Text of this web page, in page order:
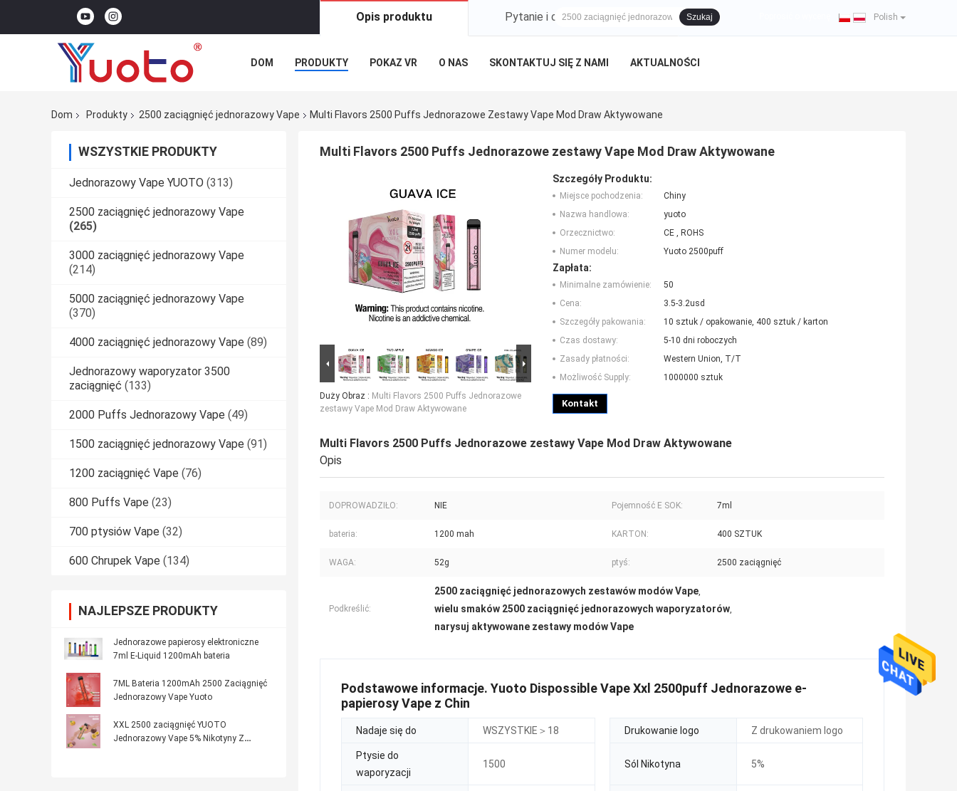
Polish
|
Szukaj
DOM PRODUKTY POKAZ VR O NAS SKONTAKTUJ SIĘ Z NAMI AKTUALNOŚCI
Dom Produkty 2500 zaciągnięć jednorazowy Vape Multi Flavors 2500 Puffs Jednorazowe Zestawy Vape Mod Draw Aktywowane
WSZYSTKIE PRODUKTY
Jednorazowy Vape YUOTO (313)
2500 zaciągnięć jednorazowy Vape
(265)
3000 zaciągnięć jednorazowy Vape
(214)
5000 zaciągnięć jednorazowy Vape
(370)
4000 zaciągnięć jednorazowy Vape (89)
Jednorazowy waporyzator 3500
zaciągnięć (133)
2000 Puffs Jednorazowy Vape (49)
1500 zaciągnięć jednorazowy Vape (91)
1200 zaciągnięć Vape (76)
800 Puffs Vape (23)
700 ptysiów Vape (32)
600 Chrupek Vape (134)
NAJLEPSZE PRODUKTY
Jednorazowe papierosy elektroniczne
7ml E-Liquid 1200mAh bateria
7ML Bateria 1200mAh 2500 Zaciągnięć
Jednorazowy Vape Yuoto
XXL 2500 zaciągnięć YUOTO
Jednorazowy Vape 5% Nikotyny Z
Multi Flavors 2500 Puffs Jednorazowe zestawy Vape Mod Draw Aktywowane
Duży Obraz : Multi Flavors 2500 Puffs Jednorazowe
zestawy Vape Mod Draw Aktywowane
Szczegóły Produktu:
Miejsce pochodzenia:
Chiny
Nazwa handlowa:
yuoto
Orzecznictwo:
CE , ROHS
Numer modelu:
Yuoto 2500puff
Zapłata:
Minimalne zamówienie:
50
Cena:
3.5-3.2usd
Szczegóły pakowania:
10 sztuk / opakowanie, 400 sztuk / karton
Czas dostawy:
5-10 dni roboczych
Zasady płatności:
Western Union, T/T
Możliwość Supply:
1000000 sztuk
Kontakt
Multi Flavors 2500 Puffs Jednorazowe zestawy Vape Mod Draw Aktywowane
Opis
DOPROWADZIŁO: NIE Pojemność E SOK: 7ml
bateria: 1200 mah KARTON: 400 SZTUK
WAGA: 52g ptyś: 2500 zaciągnięć
Podkreślić:
2500 zaciągnięć jednorazowych zestawów modów Vape,
wielu smaków 2500 zaciągnięć jednorazowych waporyzatorów,
narysuj aktywowane zestawy modów Vape
Podstawowe informacje. Yuoto Dispossible Vape Xxl 2500puff Jednorazowe e-
papierosy Vape z Chin
Nadaje się do WSZYSTKIE＞18 Drukowanie logo Z drukowaniem logo
Ptysie do
waporyzacji
1500 Sól Nikotyna 5%
Opis produktu Pytanie i odpowiedź klienta